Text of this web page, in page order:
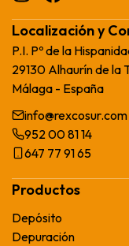
Localización y
P.I. Pº de la
29130 Alhaurín de la
Málaga - España
info@rexcosur.com
952 00 81 14
647 77 91 65
Productos
Depósito
Depuración